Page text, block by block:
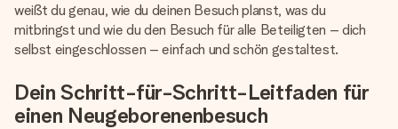
weißt du genau, wie du deinen Besuch planst, was du
mitbringst und wie du den Besuch für alle Beteiligten – dich
selbst eingeschlossen – einfach und schön gestaltest.
Dein Schritt-für-Schritt-Leitfaden für
einen Neugeborenenbesuch